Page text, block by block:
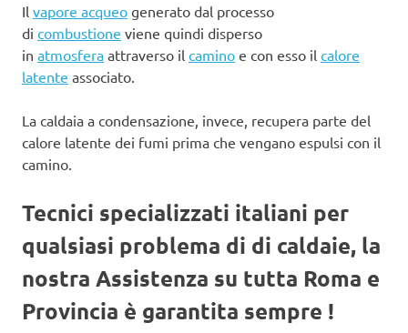
Il vapore acqueo generato dal processo
di combustione viene quindi disperso
in atmosfera attraverso il camino e con esso il calore
latente associato.
La caldaia a condensazione, invece, recupera parte del
calore latente dei fumi prima che vengano espulsi con il
camino.
Tecnici specializzati italiani per
qualsiasi problema di di caldaie, la
nostra Assistenza su tutta Roma e
Provincia è garantita sempre !